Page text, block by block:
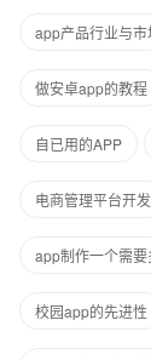
app产品行业与
做安卓app的教程
自已用的APP
电商管理平台开发
app制作一个需要
校园app的先进性